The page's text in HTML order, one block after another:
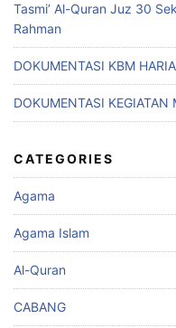
Tasmi’ Al-Quran Juz 30
Rahman
DOKUMENTASI KBM
DOKUMENTASI KEGIATAN
CATEGORIES
Agama
Agama Islam
Al-Quran
CABANG